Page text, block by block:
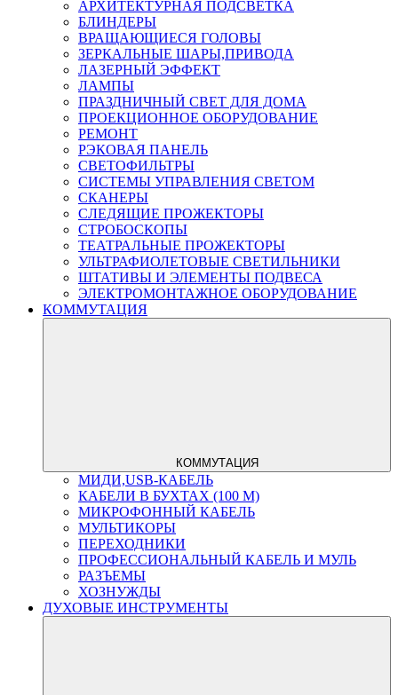
АРХИТЕКТУРНАЯ ПОДСВЕТКА
БЛИНДЕРЫ
ВРАЩАЮЩИЕСЯ ГОЛОВЫ
ЗЕРКАЛЬНЫЕ ШАРЫ,ПРИВОДА
ЛАЗЕРНЫЙ ЭФФЕКТ
ЛАМПЫ
ПРАЗДНИЧНЫЙ СВЕТ ДЛЯ ДОМА
ПРОЕКЦИОННОЕ ОБОРУДОВАНИЕ
РЕМОНТ
РЭКОВАЯ ПАНЕЛЬ
СВЕТОФИЛЬТРЫ
СИСТЕМЫ УПРАВЛЕНИЯ СВЕТОМ
СКАНЕРЫ
СЛЕДЯЩИЕ ПРОЖЕКТОРЫ
СТРОБОСКОПЫ
ТЕАТРАЛЬНЫЕ ПРОЖЕКТОРЫ
УЛЬТРАФИОЛЕТОВЫЕ СВЕТИЛЬНИКИ
ШТАТИВЫ И ЭЛЕМЕНТЫ ПОДВЕСА
ЭЛЕКТРОМОНТАЖНОЕ ОБОРУДОВАНИЕ
КОММУТАЦИЯ
КОММУТАЦИЯ
МИДИ,USB-КАБЕЛЬ
КАБЕЛИ В БУХТАХ (100 М)
МИКРОФОННЫЙ КАБЕЛЬ
МУЛЬТИКОРЫ
ПЕРЕХОДНИКИ
ПРОФЕССИОНАЛЬНЫЙ КАБЕЛЬ И МУЛЬ
РАЗЪЕМЫ
ХОЗНУЖДЫ
ДУХОВЫЕ ИНСТРУМЕНТЫ